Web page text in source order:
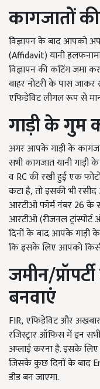
कागजातों की
विज्ञापन के बाद आपको
(Affidavit) यानी
विज्ञापन की कटिंग जमा
बाहर नोटरी के पास
एफिडेविट लीगल रूप से
गाड़ी के गुम
अगर आपके गाड़ी के
सभी कागजात यानी गाड़ी
वRCकी रखी हुई एक
कटा है,तो इसकी भी
आरटीओ फॉर्म नंबर 26 के
आरटीओ (रीजनल
दिनों के बाद आपके गाड़ी
कि इसके लिए आपको
जमीन/
बनवाएं
FIR,एफिडेविट और
रजिस्ट्रार ऑफिस में इन
अप्लाई करना है. इसके
जिसके कुछ दिनों के बाद
डीड बन जाएगा.